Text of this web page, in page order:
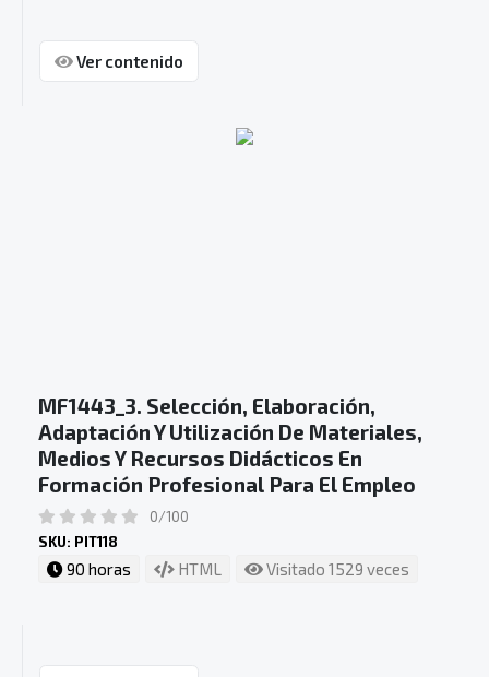
Ver contenido
MF1443_3. Selección, Elaboración,
Adaptación Y Utilización De Materiales,
Medios Y Recursos Didácticos En
Formación Profesional Para El Empleo
0/100
SKU: PIT118
90 horas HTML Visitado 1529 veces